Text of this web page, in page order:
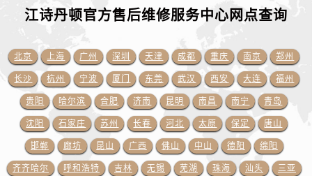
浙江省杭州市上城区钱江路1366号华润大厦A座5层503-5室江诗丹顿售后服务中心（需提前预约）
浙江省金华市金东区东市南街777号金华万达广场4号楼22楼2209室江诗丹顿售后服务中心（需提前预约）
浙江省丽水市莲都区解放街江诗丹顿售后服务中心（需提前预约）
浙江省宁波市江北区大闸南路500号来福士广场办公楼20层2009室江诗丹顿售后服务中心（需提前预约）
浙江省衢州市柯城区上街江诗丹顿售后服务中心（需提前预约）
浙江省绍兴市越城区胜利东路379号世茂天际中心写字楼8层805室江诗丹顿售后服务中心（需提前预约）
浙江省舟山市定海区解放东路江诗丹顿售后服务中心（需提前预约）
江诗丹顿官方售后维修服务中心网点查询
北京 上海 广州 深圳 天津 成都 重庆 南京 郑州
长沙 杭州 宁波 厦门 东莞 武汉 西安 大连 福州
贵阳 哈尔滨 合肥 济南 昆明 南昌 南宁 青岛
沈阳 石家庄 苏州 长春 河北 太原 保定 唐山
邯郸 廊坊 昆山 广西 佛山 中山 德阳 绵阳
齐齐哈尔 呼和浩特 吉林 无锡 芜湖 珠海 汕头 三亚